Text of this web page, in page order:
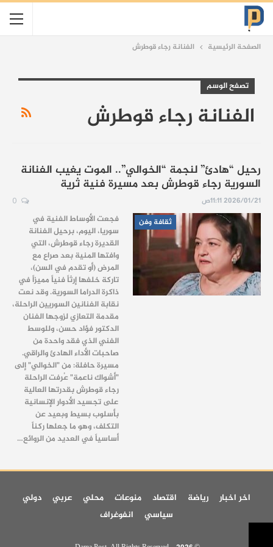
الصفحة الرئيسية الفنانة رجاء قوطرش
تصفح الوسم
الفنانة رجاء قوطرش
رحيل “هادئ” لنجمة “الخوالي”.. الموت يغيب الفنانة
السورية رجاء قوطرش بعد مسيرة فنية ثرية
2026/01/21 11:11ص
ثقافة وفن
فجعت الأوساط الفنية في
سوريا، اليوم، برحيل الفنانة
القديرة رجاء قوطرش، التي
وافتها المنية بعد صراع مع
المرض (أو تقدم في السن)،
تاركة خلفها إرثاً فنياً مميزاً في
ذاكرة الدراما السورية. وقد نعت
نقابة الفنانين السوريين الراحلة،
مقدمة التعازي لزوجها الفنان
الدكتور فؤاد حسن، وللوسط
الفني الذي فقد واحدة من
صاحبات الأداء الهادئ والراقي.
مسيرة حافلة: من "الخوالي" إلى
"أشواك ناعمة" عُرفت الراحلة
رجاء قوطرش بقدرتها العالية
على تجسيد الأدوار الإنسانية
بأسلوب بسيط وبعيد عن
التكلف، وهو ما جعلها ركناً
أساسياً في العديد من الروائع…
اخر اخبار رياضة اقتصاد منوعات محلي عربي
دولي
سياسي
انفوغراف